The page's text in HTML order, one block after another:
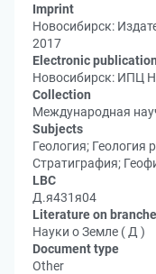
Imprint
Новосибирск:
2017
Electronic publication
Новосибирск: ИПЦ
Collection
Международная
Subjects
Геология; Геология
Стратиграфия;
LBC
Д.я431я04
Literature on
Науки о Земле ( Д )
Document type
Other